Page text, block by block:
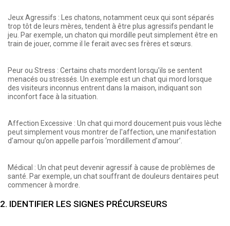
Jeux Agressifs : Les chatons, notamment ceux qui sont séparés
trop tôt de leurs mères, tendent à être plus agressifs pendant le
jeu. Par exemple, un chaton qui mordille peut simplement être en
train de jouer, comme il le ferait avec ses frères et sœurs.
Peur ou Stress : Certains chats mordent lorsqu'ils se sentent
menacés ou stressés. Un exemple est un chat qui mord lorsque
des visiteurs inconnus entrent dans la maison, indiquant son
inconfort face à la situation.
Affection Excessive : Un chat qui mord doucement puis vous lèche
peut simplement vous montrer de l'affection, une manifestation
d’amour qu’on appelle parfois ‘mordillement d’amour’.
Médical : Un chat peut devenir agressif à cause de problèmes de
santé. Par exemple, un chat souffrant de douleurs dentaires peut
commencer à mordre.
2. IDENTIFIER LES SIGNES PRÉCURSEURS